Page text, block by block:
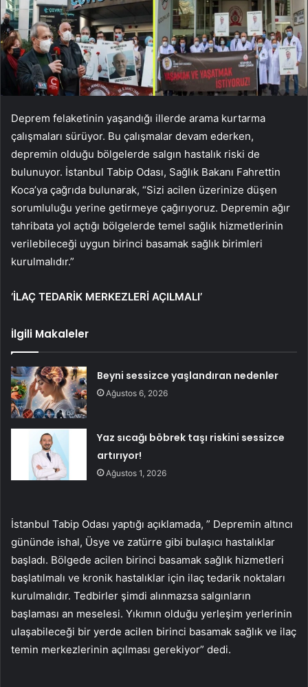
Deprem felaketinin yaşandığı illerde arama kurtarma
çalışmaları sürüyor. Bu çalışmalar devam ederken,
depremin olduğu bölgelerde salgın hastalık riski de
bulunuyor. İstanbul Tabip Odası, Sağlık Bakanı Fahrettin
Koca’ya çağrıda bulunarak, “Sizi acilen üzerinize düşen
sorumluluğu yerine getirmeye çağırıyoruz. Depremin ağır
tahribata yol açtığı bölgelerde temel sağlık hizmetlerinin
verilebileceği uygun birinci basamak sağlık birimleri
kurulmalıdır.”
‘İLAÇ TEDARİK MERKEZLERİ AÇILMALI’
İlgili Makaleler
Beyni sessizce yaşlandıran nedenler
Ağustos 6, 2026
Yaz sıcağı böbrek taşı riskini sessizce
artırıyor!
Ağustos 1, 2026
İstanbul Tabip Odası yaptığı açıklamada, ” Depremin altıncı
gününde ishal, Üsye ve zatürre gibi bulaşıcı hastalıklar
başladı. Bölgede acilen birinci basamak sağlık hizmetleri
başlatılmalı ve kronik hastalıklar için ilaç tedarik noktaları
kurulmalıdır. Tedbirler şimdi alınmazsa salgınların
başlaması an meselesi. Yıkımın olduğu yerleşim yerlerinin
ulaşabileceği bir yerde acilen birinci basamak sağlık ve ilaç
temin merkezlerinin açılması gerekiyor” dedi.